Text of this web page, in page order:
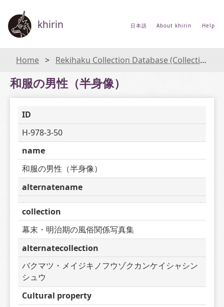
khirin 日本語 About khirin Help
Home Rekihaku Collection Database (Collections Database of the National Museum of Japanese History)
和服の男性（半身像）
ID
H-978-3-50
name
和服の男性（半身像）
alternatename
collection
幕末・明治期の風俗関係写真集
alternatecollection
バクマツ・メイジキノフウゾクカンケイシャシン
シュウ
Cultural property